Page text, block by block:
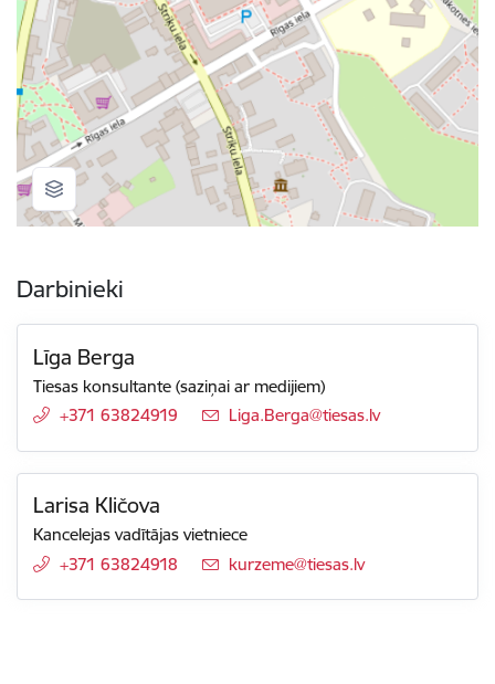
Darbinieki
Līga Berga
Tiesas konsultante (saziņai ar medijiem)
+371 63824919
E-pasts:
Liga.Berga@tiesas.lv
Larisa Kličova
Kancelejas vadītājas vietniece
+371 63824918
E-pasts:
kurzeme@tiesas.lv